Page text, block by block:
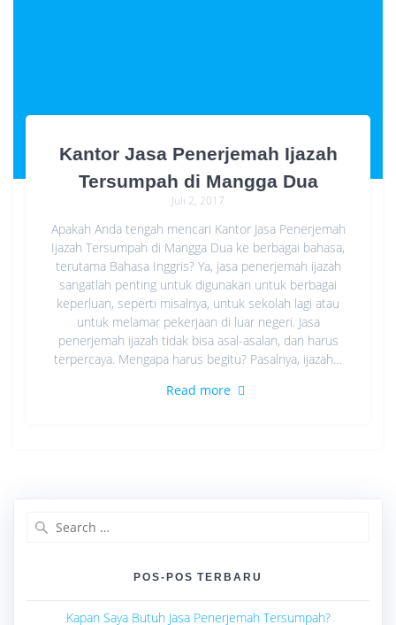
Kantor Jasa Penerjemah Ijazah
Tersumpah di Mangga Dua
Juli 2, 2017
Apakah Anda tengah mencari Kantor Jasa Penerjemah
Ijazah Tersumpah di Mangga Dua ke berbagai bahasa,
terutama Bahasa Inggris? Ya, jasa penerjemah ijazah
sangatlah penting untuk digunakan untuk berbagai
keperluan, seperti misalnya, untuk sekolah lagi atau
untuk melamar pekerjaan di luar negeri. Jasa
penerjemah ijazah tidak bisa asal-asalan, dan harus
terpercaya. Mengapa harus begitu? Pasalnya, ijazah…
Read more
POS-POS TERBARU
Kapan Saya Butuh Jasa Penerjemah Tersumpah?